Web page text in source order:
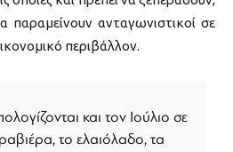
ανταγωνιστικοί σε
περιβάλλον.
και τον Ιούλιο σε
το ελαιόλαδο, τα